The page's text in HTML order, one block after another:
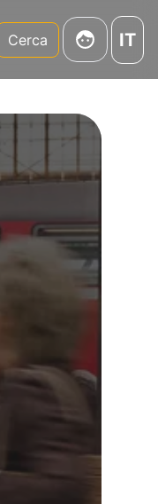
Cerca IT